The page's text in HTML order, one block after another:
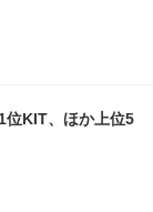
KIT、ほか上位5